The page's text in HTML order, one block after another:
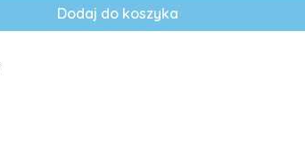
Dodaj do koszyka